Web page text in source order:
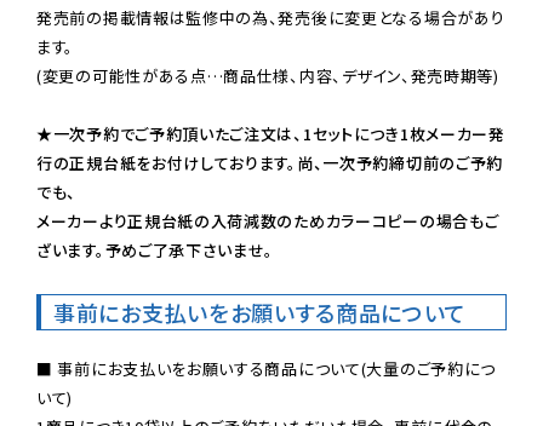
発売前の掲載情報は監修中の為、発売後に変更となる場合があり
ます。
(変更の可能性がある点…商品仕様、内容、デザイン、発売時期等)
★一次予約でご予約頂いたご注文は、1セットにつき1枚メーカー発
行の正規台紙をお付けしております。尚、一次予約締切前のご予約
でも、
メーカーより正規台紙の入荷減数のためカラーコピーの場合もご
ざいます。予めご了承下さいませ。
事前にお支払いをお願いする商品について
■ 事前にお支払いをお願いする商品について(大量のご予約につ
いて)